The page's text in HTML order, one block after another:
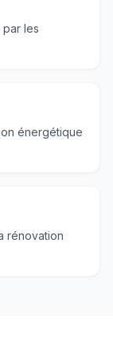
les
énergétique
rénovation